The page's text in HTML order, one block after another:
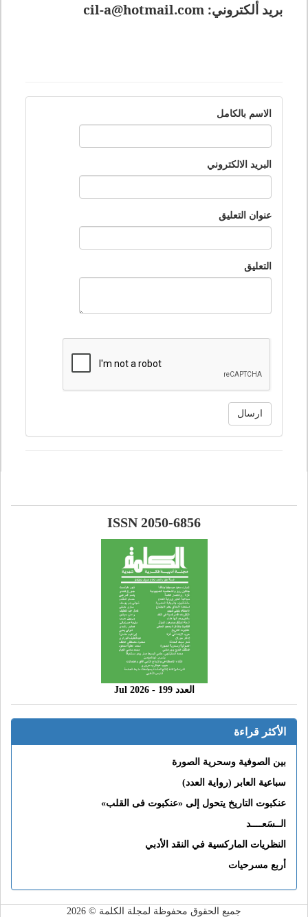
بريد ألكتروني: cil-a@hotmail.com
الاسم بالكامل
البريد الالكتروني
عنوان التعليق
التعليق
ارسال
ISSN 2050-6856
العدد 199 - 2026 Jul
الأكثر قراءة
بين الصوفية وسحرية الصورة
سباعية العابر (رواية العدد)
عنكبوت التاريخ يتحول إلى «عنكبوت فى القلب»
الــسَعــــد
النظريات الماركسية في النقد الأدبي
أربع مسرحيات
جميع الحقوق محفوظة لمجلة الكلمة © 2026